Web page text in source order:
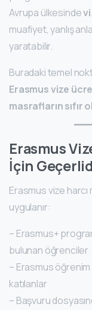
Avrupa ülkesinde
muafiyet, yanlış
yaratabilir.
Buradaki temel
Erasmus vize
masrafların sıfır
Erasmus
İçin
Erasmus vize
uygulanır:
– Erasmus+
bulunan öğrenciler
– Erasmus
katılanlar
– Başvuru